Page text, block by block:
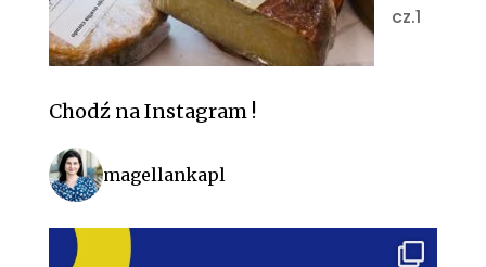
cz.1
Chodź na Instagram !
magellankapl